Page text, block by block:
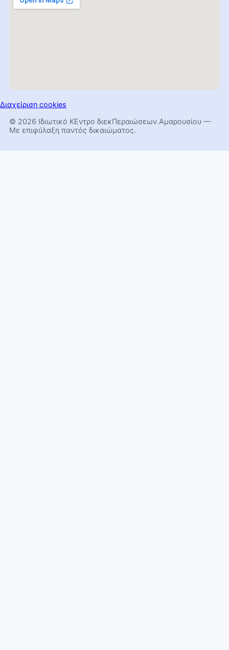
Διαχείριση cookies
© 2026 Ιδιωτικό ΚΕντρο διεκΠεραιώσεων Αμαρουσίου —
Με επιφύλαξη παντός δικαιώματος.